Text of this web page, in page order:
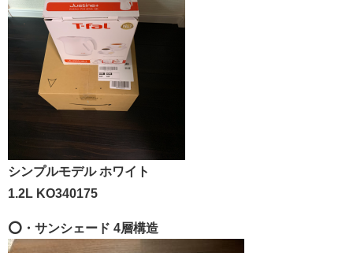
シンプルモデル ホワイト
1.2L KO340175
⭕️・サンシェード 4層構造